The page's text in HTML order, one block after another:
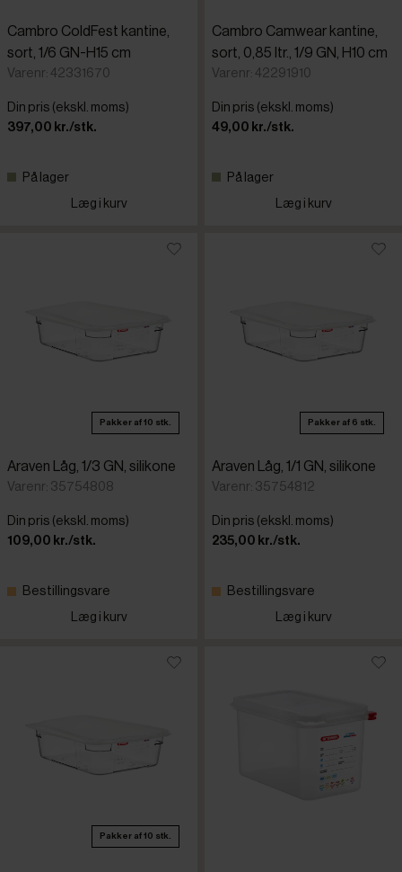
Cambro ColdFest kantine,
sort, 1/6 GN-H15 cm
Varenr: 42331670
Din pris (ekskl. moms)
397,00 kr./stk.
På lager
Læg i kurv
Cambro Camwear kantine,
sort, 0,85 ltr., 1/9 GN, H10 cm
Varenr: 42291910
Din pris (ekskl. moms)
49,00 kr./stk.
På lager
Læg i kurv
Pakker af 10 stk.
Araven Låg, 1/3 GN, silikone
Varenr: 35754808
Din pris (ekskl. moms)
109,00 kr./stk.
Bestillingsvare
Læg i kurv
Pakker af 6 stk.
Araven Låg, 1/1 GN, silikone
Varenr: 35754812
Din pris (ekskl. moms)
235,00 kr./stk.
Bestillingsvare
Læg i kurv
Pakker af 10 stk.